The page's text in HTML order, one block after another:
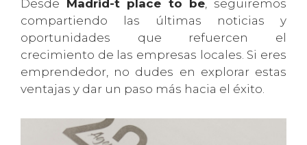
Desde Madrid-t place to be , seguiremos
compartiendo las últimas noticias y
oportunidades que refuercen el
crecimiento de las empresas locales. Si eres
emprendedor, no dudes en explorar estas
ventajas y dar un paso más hacia el éxito.